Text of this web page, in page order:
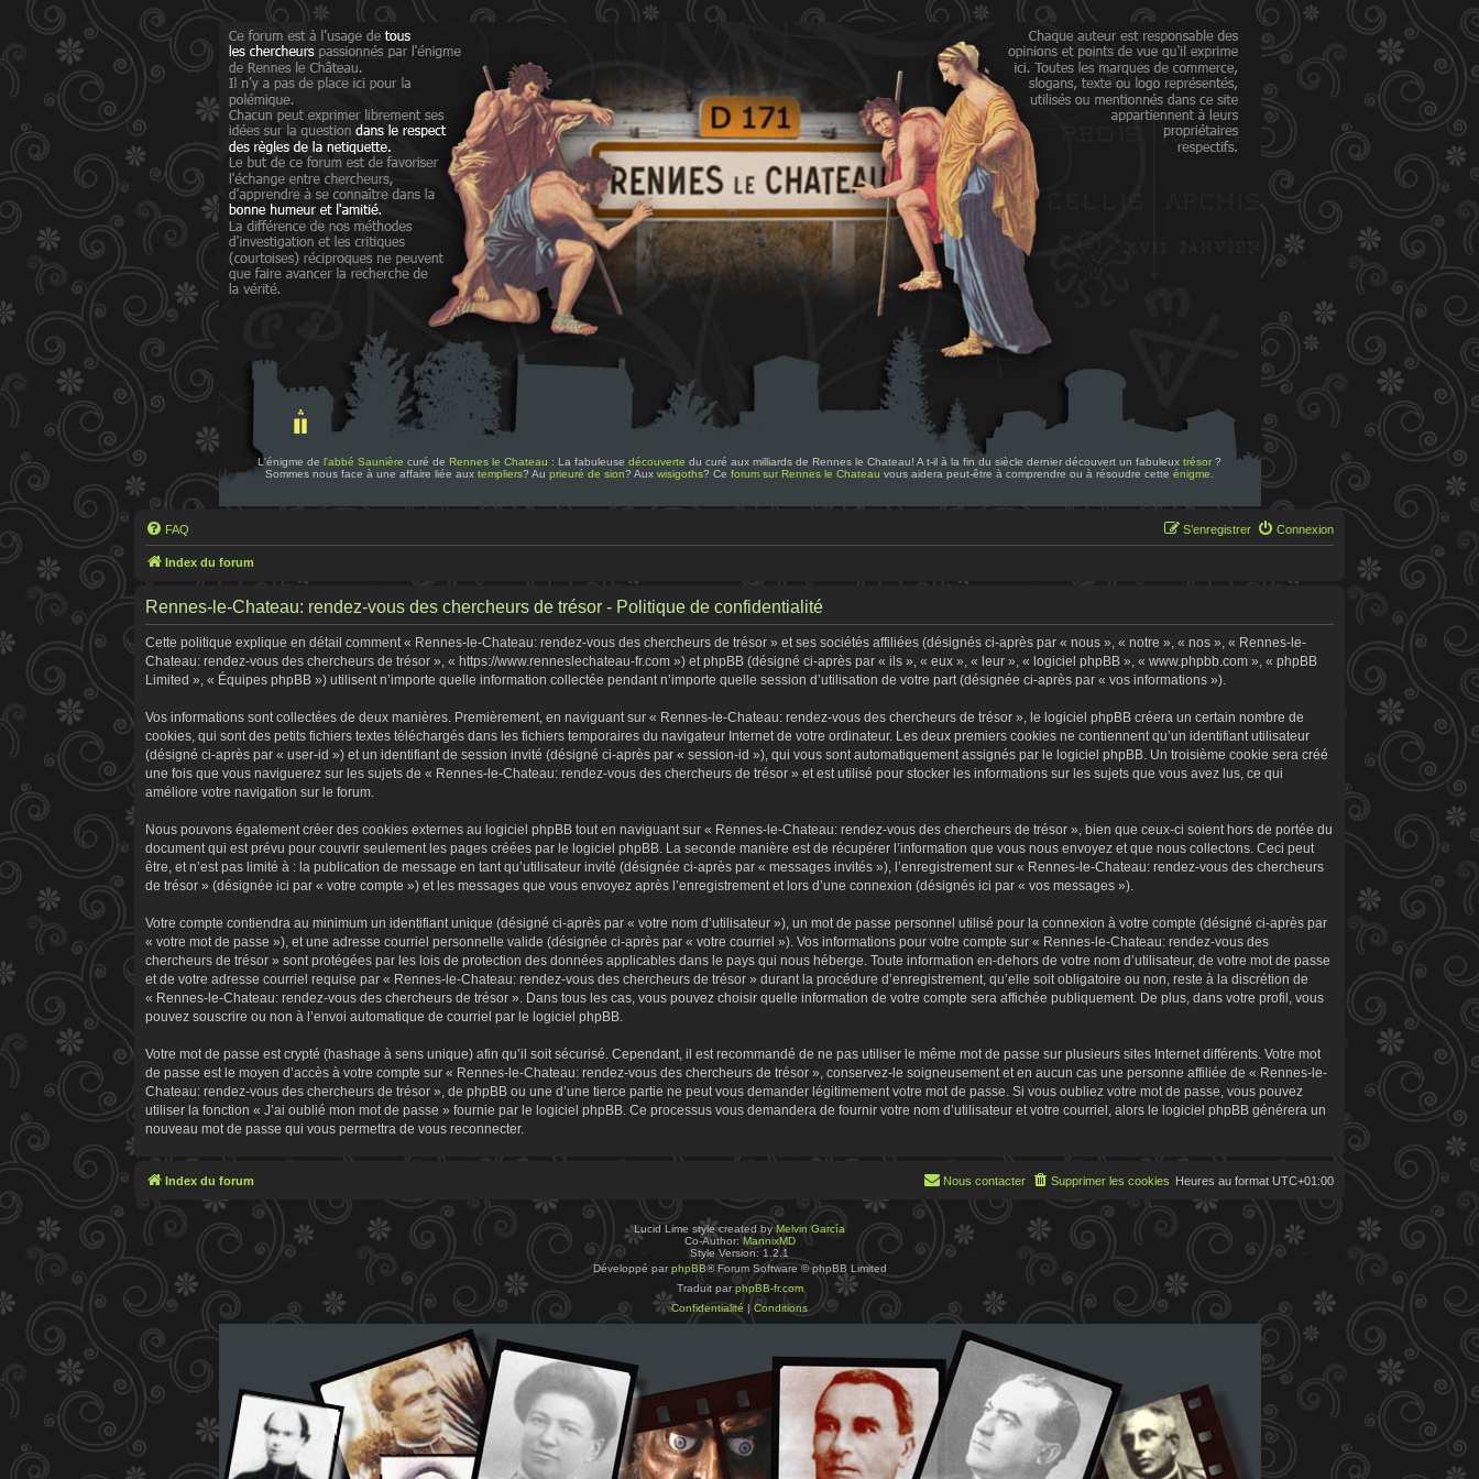
L'énigme de l'abbé Saunière curé de Rennes le Chateau : La fabuleuse découverte du curé aux milliards de Rennes le Chateau! A t-il à la fin du siècle dernier découvert un fabuleux trésor ?
Sommes nous face à une affaire liée aux templiers? Au prieuré de sion? Aux wisigoths? Ce forum sur Rennes le Chateau vous aidera peut-être à comprendre ou à résoudre cette énigme
FAQ Connexion
S’enregistrer
Index du forum
Rennes-le-Chateau: rendez-vous des chercheurs de trésor - Politique de confidentialité
Cette politique explique en détail comment « Rennes-le-Chateau: rendez-vous des chercheurs de trésor » et ses sociétés affiliées (désignés ci-après par « nous », « notre », « nos », « Rennes-le-
Chateau: rendez-vous des chercheurs de trésor », « https://www.renneslechateau-fr.com ») et phpBB (désigné ci-après par « ils », « eux », « leur », « logiciel phpBB », « www.phpbb.com », « phpBB
Limited », « Équipes phpBB ») utilisent n’importe quelle information collectée pendant n’importe quelle session d’utilisation de votre part (désignée ci-après par « vos informations »).
Vos informations sont collectées de deux manières. Premièrement, en naviguant sur « Rennes-le-Chateau: rendez-vous des chercheurs de trésor », le logiciel phpBB créera un certain nombre de
cookies, qui sont des petits fichiers textes téléchargés dans les fichiers temporaires du navigateur Internet de votre ordinateur. Les deux premiers cookies ne contiennent qu’un identifiant utilisateur
(désigné ci-après par « user-id ») et un identifiant de session invité (désigné ci-après par « session-id »), qui vous sont automatiquement assignés par le logiciel phpBB. Un troisième cookie sera créé
une fois que vous naviguerez sur les sujets de « Rennes-le-Chateau: rendez-vous des chercheurs de trésor » et est utilisé pour stocker les informations sur les sujets que vous avez lus, ce qui
améliore votre navigation sur le forum.
Nous pouvons également créer des cookies externes au logiciel phpBB tout en naviguant sur « Rennes-le-Chateau: rendez-vous des chercheurs de trésor », bien que ceux-ci soient hors de portée du
document qui est prévu pour couvrir seulement les pages créées par le logiciel phpBB. La seconde manière est de récupérer l’information que vous nous envoyez et que nous collectons. Ceci peut
être, et n’est pas limité à : la publication de message en tant qu’utilisateur invité (désignée ci-après par « messages invités »), l’enregistrement sur « Rennes-le-Chateau: rendez-vous des chercheurs
de trésor » (désignée ici par « votre compte ») et les messages que vous envoyez après l’enregistrement et lors d’une connexion (désignés ici par « vos messages »).
Votre compte contiendra au minimum un identifiant unique (désigné ci-après par « votre nom d’utilisateur »), un mot de passe personnel utilisé pour la connexion à votre compte (désigné ci-après par
« votre mot de passe »), et une adresse courriel personnelle valide (désignée ci-après par « votre courriel »). Vos informations pour votre compte sur « Rennes-le-Chateau: rendez-vous des
chercheurs de trésor » sont protégées par les lois de protection des données applicables dans le pays qui nous héberge. Toute information en-dehors de votre nom d’utilisateur, de votre mot de passe
et de votre adresse courriel requise par « Rennes-le-Chateau: rendez-vous des chercheurs de trésor » durant la procédure d’enregistrement, qu’elle soit obligatoire ou non, reste à la discrétion de
« Rennes-le-Chateau: rendez-vous des chercheurs de trésor ». Dans tous les cas, vous pouvez choisir quelle information de votre compte sera affichée publiquement. De plus, dans votre profil, vous
pouvez souscrire ou non à l’envoi automatique de courriel par le logiciel phpBB.
Votre mot de passe est crypté (hashage à sens unique) afin qu’il soit sécurisé. Cependant, il est recommandé de ne pas utiliser le même mot de passe sur plusieurs sites Internet différents. Votre mot
de passe est le moyen d’accès à votre compte sur « Rennes-le-Chateau: rendez-vous des chercheurs de trésor », conservez-le soigneusement et en aucun cas une personne affiliée de « Rennes-le-
Chateau: rendez-vous des chercheurs de trésor », de phpBB ou une d’une tierce partie ne peut vous demander légitimement votre mot de passe. Si vous oubliez votre mot de passe, vous pouvez
utiliser la fonction « J’ai oublié mon mot de passe » fournie par le logiciel phpBB. Ce processus vous demandera de fournir votre nom d’utilisateur et votre courriel, alors le logiciel phpBB générera un
nouveau mot de passe qui vous permettra de vous reconnecter.
Index du forum Heures au format UTC+01:00
Supprimer les cookies
Nous contacter
Lucid Lime style created byMelvin García
Co-Author: MannixMD
Style Version: 1.2.1
Développé par phpBB® Forum Software © phpBB Limited
Traduit par phpBB-fr.com
Confidentialité | Conditions